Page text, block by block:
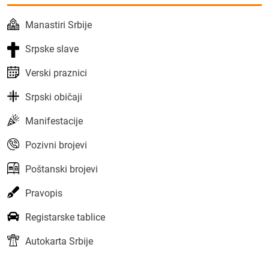
Manastiri Srbije
Srpske slave
Verski praznici
Srpski običaji
Manifestacije
Pozivni brojevi
Poštanski brojevi
Pravopis
Registarske tablice
Autokarta Srbije